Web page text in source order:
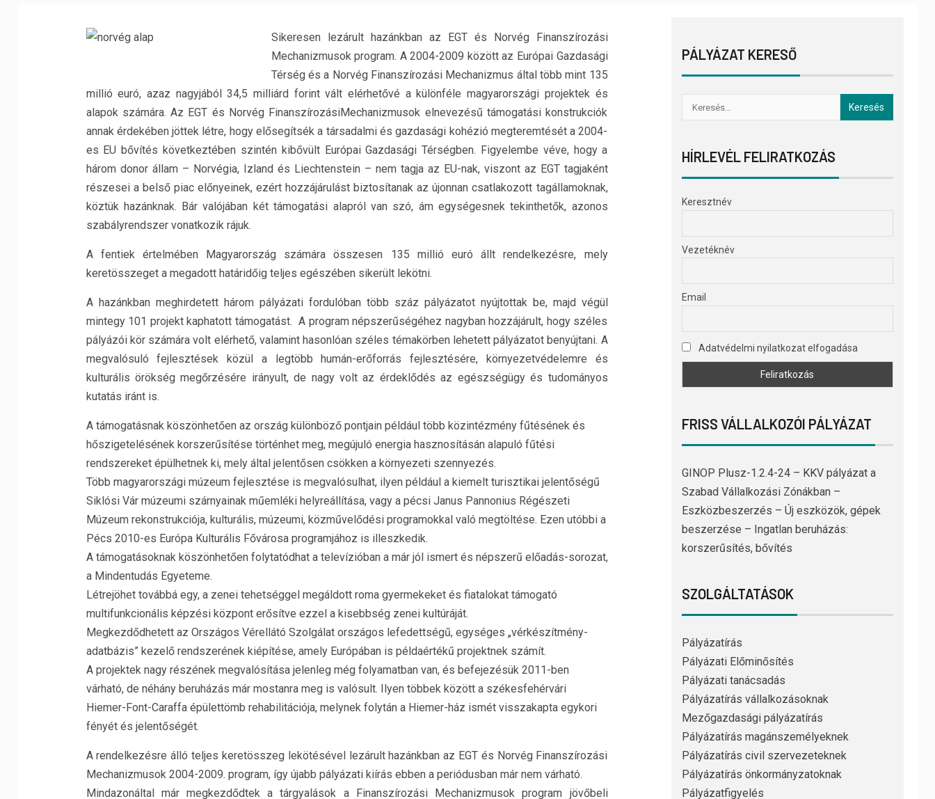
Sikeresen lezárult hazánkban az EGT és Norvég Finanszírozási
Mechanizmusok program. A 2004-2009 között az Európai Gazdasági
Térség és a Norvég Finanszírozási Mechanizmus által több mint 135
millió euró, azaz nagyjából 34,5 milliárd forint vált elérhetővé a különféle magyarországi projektek és
alapok számára. Az EGT és Norvég FinanszírozásiMechanizmusok elnevezésű támogatási konstrukciók
annak érdekében jöttek létre, hogy elősegítsék a társadalmi és gazdasági kohézió megteremtését a 2004-
es EU bővítés következtében szintén kibővült Európai Gazdasági Térségben. Figyelembe véve, hogy a
három donor állam – Norvégia, Izland és Liechtenstein – nem tagja az EU-nak, viszont az EGT tagjaként
részesei a belső piac előnyeinek, ezért hozzájárulást biztosítanak az újonnan csatlakozott tagállamoknak,
köztük hazánknak. Bár valójában két támogatási alapról van szó, ám egységesnek tekinthetők, azonos
szabályrendszer vonatkozik rájuk.
A fentiek értelmében Magyarország számára összesen 135 millió euró állt rendelkezésre, mely
keretösszeget a megadott határidőig teljes egészében sikerült lekötni.
A hazánkban meghirdetett három pályázati fordulóban több száz pályázatot nyújtottak be, majd végül
mintegy 101 projekt kaphatott támogatást. A program népszerűségéhez nagyban hozzájárult, hogy széles
pályázói kör számára volt elérhető, valamint hasonlóan széles témakörben lehetett pályázatot benyújtani. A
megvalósuló fejlesztések közül a legtöbb humán-erőforrás fejlesztésére, környezetvédelemre és
kulturális örökség megőrzésére irányult, de nagy volt az érdeklődés az egészségügy és tudományos
kutatás iránt is.
A támogatásnak köszönhetően az ország különböző pontjain például több közintézmény fűtésének és
hőszigetelésének korszerűsítése történhet meg, megújuló energia hasznosításán alapuló fűtési
rendszereket épülhetnek ki, mely által jelentősen csökken a környezeti szennyezés.
Több magyarországi múzeum fejlesztése is megvalósulhat, ilyen például a kiemelt turisztikai jelentőségű
Siklósi Vár múzeumi szárnyainak műemléki helyreállítása, vagy a pécsi Janus Pannonius Régészeti
Múzeum rekonstrukciója, kulturális, múzeumi, közművelődési programokkal való megtöltése. Ezen utóbbi a
Pécs 2010-es Európa Kulturális Fővárosa programjához is illeszkedik.
A támogatásoknak köszönhetően folytatódhat a televízióban a már jól ismert és népszerű előadás-sorozat,
a Mindentudás Egyeteme.
Létrejöhet továbbá egy, a zenei tehetséggel megáldott roma gyermekeket és fiatalokat támogató
multifunkcionális képzési központ erősítve ezzel a kisebbség zenei kultúráját.
Megkezdődhetett az Országos Vérellátó Szolgálat országos lefedettségű, egységes „vérkészítmény-
adatbázis” kezelő rendszerének kiépítése, amely Európában is példaértékű projektnek számít.
A projektek nagy részének megvalósítása jelenleg még folyamatban van, és befejezésük 2011-ben
várható, de néhány beruházás már mostanra meg is valósult. Ilyen többek között a székesfehérvári
Hiemer-Font-Caraffa épülettömb rehabilitációja, melynek folytán a Hiemer-ház ismét visszakapta egykori
fényét és jelentőségét.
A rendelkezésre álló teljes keretösszeg lekötésével lezárult hazánkban az EGT és Norvég Finanszírozási
Mechanizmusok 2004-2009. program, így újabb pályázati kiírás ebben a periódusban már nem várható.
Mindazonáltal már megkezdődtek a tárgyalások a Finanszírozási Mechanizmusok program jövőbeli
PÁLYÁZAT KERESŐ
HÍRLEVÉL FELIRATKOZÁS
Keresztnév
Vezetéknév
Email
Adatvédelmi nyilatkozat elfogadása
FRISS VÁLLALKOZÓI PÁLYÁZAT
GINOP Plusz-1.2.4-24 – KKV pályázat a
Szabad Vállalkozási Zónákban –
Eszközbeszerzés – Új eszközök, gépek
beszerzése – Ingatlan beruházás:
korszerűsítés, bővítés
SZOLGÁLTATÁSOK
Pályázatírás
Pályázati Előminősítés
Pályázati tanácsadás
Pályázatírás vállalkozásoknak
Mezőgazdasági pályázatírás
Pályázatírás magánszemélyeknek
Pályázatírás civil szervezeteknek
Pályázatírás önkormányzatoknak
Pályázatfigyelés